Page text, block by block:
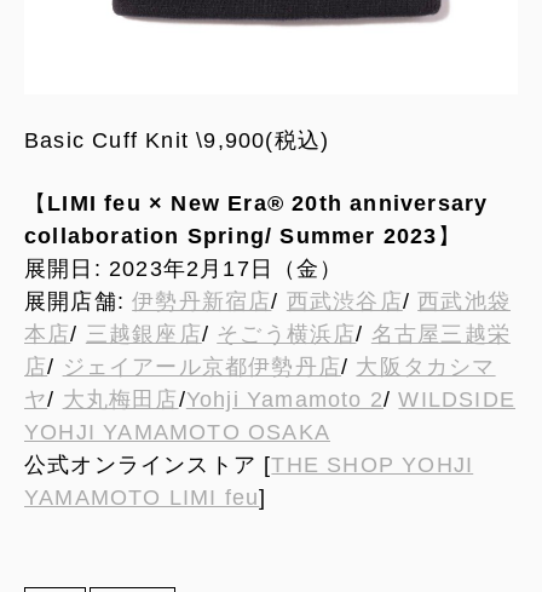
Basic Cuff Knit \9,900(税込)
【 LIMI feu × New Era® 20th anniversary
collaboration Spring/ Summer 2023 】
展開日: 2023年2月17日（金）
展開店舗:伊勢丹新宿店/ 西武渋谷店/ 西武池袋
本店/ 三越銀座店/ そごう横浜店/ 名古屋三越栄
店/ ジェイアール京都伊勢丹店/ 大阪タカシマ
ヤ/ 大丸梅田店/Yohji Yamamoto 2/WILDSIDE
YOHJI YAMAMOTO OSAKA
公式オンラインストア [THE SHOP YOHJI
YAMAMOTO LIMI feu]